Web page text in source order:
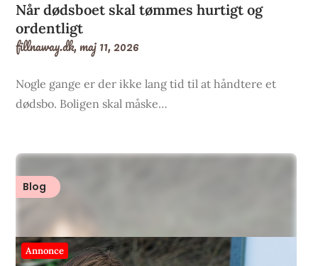
Når dødsboet skal tømmes hurtigt og
ordentligt
fillnaway.dk,maj 11, 2026
Nogle gange er der ikke lang tid til at håndtere et
dødsbo. Boligen skal måske…
Blog
Annonce